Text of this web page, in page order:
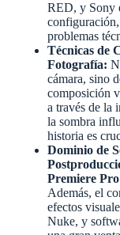
RED, y Sony
problemas
Técnicas de
Fotografía:
cámara, sino
composición
a través de la
la sombra
historia es
Dominio de
Premiere
Además, el
efectos
Nuke, y